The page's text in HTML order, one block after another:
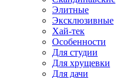
Элитные
Эксклюзивные
Хай-тек
Особенности
Для студии
Для хрущевки
Для дачи